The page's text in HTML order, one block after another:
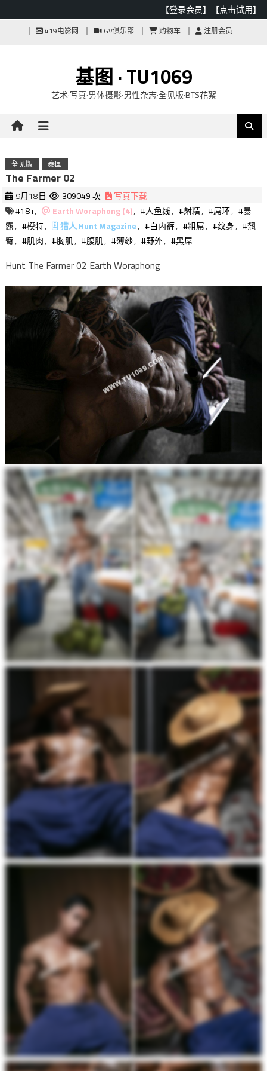
【登录会员】 【点击试用】
419电影网 GV俱乐部 购物车 注册会员
基图 · TU1069
艺术·写真·男体摄影·男性杂志·全见版·BTS花絮
全见版 泰国
The Farmer 02
9月18日 309049 次
写真下载
#18+, Earth Woraphong (4), #人鱼线, #射精, #屌环, #暴
露, #模特, 猎人 Hunt Magazine, #白内裤, #粗屌, #纹身, #翘
臀, #肌肉, #胸肌, #腹肌, #薄纱, #野外, #黑屌
Hunt The Farmer 02 Earth Woraphong